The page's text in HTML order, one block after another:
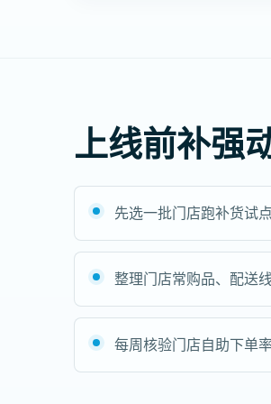
上线前补强
先选一批门店跑补货试点
整理门店常购品、配送
每周核验门店自助下单